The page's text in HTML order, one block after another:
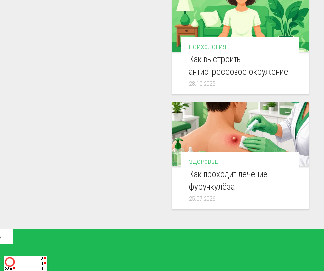
ПСИХОЛОГИЯ
Как выстроить
антистрессовое окружение
28.10.2025
ЗДОРОВЬЕ
Как проходит лечение
фурункулёза
25.07.2026